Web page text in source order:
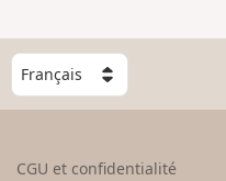
C
o
CGU et confidentialité